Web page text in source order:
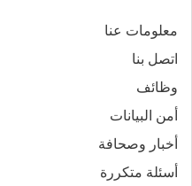
معلومات عنا
اتصل بنا
وظائف
أمن البيانات
أخبار وصحافة
أسئلة متكررة